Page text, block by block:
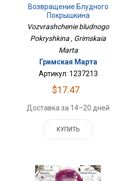
Возвращение Блудного
Покрышкина
Vozvrashchenie bludnogo
Pokryshkina , Grimskaia
Marta
Гримская Марта
Артикул: 1237213
$17.47
Доставка за 14–20 дней
КУПИТЬ